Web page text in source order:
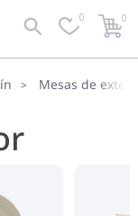
Filtrar 0 0
Mesas de